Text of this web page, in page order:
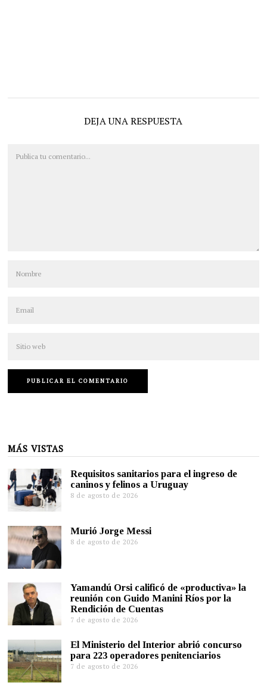
DEJA UNA RESPUESTA
MÁS VISTAS
Requisitos sanitarios para el ingreso de
caninos y felinos a Uruguay
8 de agosto de 2026
Murió Jorge Messi
8 de agosto de 2026
Yamandú Orsi calificó de «productiva» la
reunión con Guido Manini Ríos por la
Rendición de Cuentas
7 de agosto de 2026
El Ministerio del Interior abrió concurso
para 223 operadores penitenciarios
7 de agosto de 2026